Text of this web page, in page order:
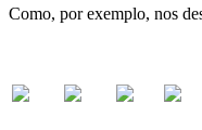
Como, por exemplo, nos